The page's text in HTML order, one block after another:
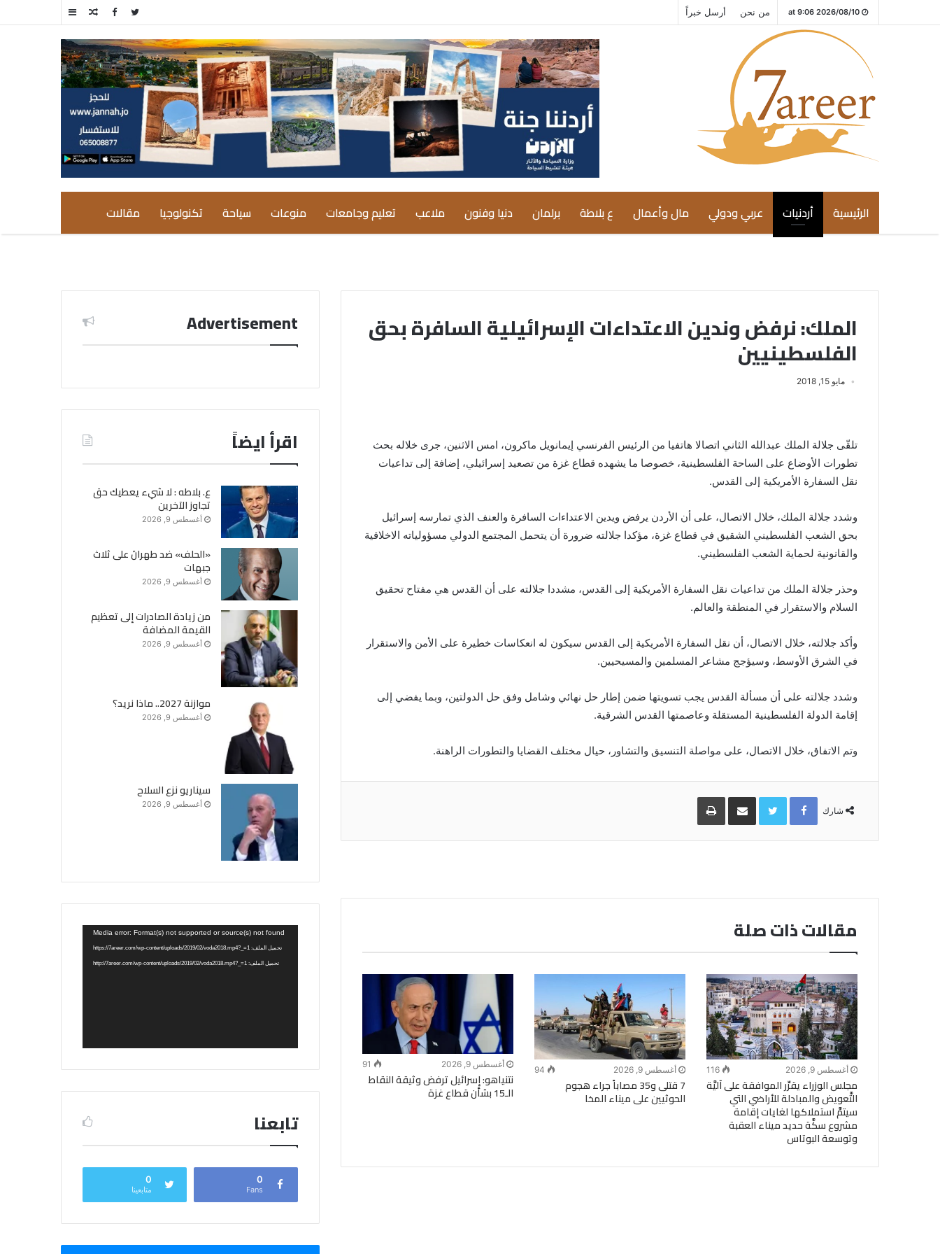
2026/08/10 at 9:06 من نحن أرسل خبراً إضافة
جانبي
مقال
الرئيسية أردنيات عربي ودولي مال وأعمال ع بلاطة برلمان دنيا وفنون ملاعب تعليم وجامعات منوعات سياحة تكنولوجيا مقالات
الملك: نرفض وندين الاعتداءات الإسرائيلية السافرة بحق
الفلسطينيين
مايو 15, 2018
تلقّى جلالة الملك عبدالله الثاني اتصالا هاتفيا من الرئيس الفرنسي إيمانويل ماكرون، امس الاثنين، جرى خلاله بحث
تطورات الأوضاع على الساحة الفلسطينية، خصوصا ما يشهده قطاع غزة من تصعيد إسرائيلي، إضافة إلى تداعيات
نقل السفارة الأمريكية إلى القدس.
وشدد جلالة الملك، خلال الاتصال، على أن الأردن يرفض ويدين الاعتداءات السافرة والعنف الذي تمارسه إسرائيل
بحق الشعب الفلسطيني الشقيق في قطاع غزة، مؤكدا جلالته ضرورة أن يتحمل المجتمع الدولي مسؤولياته الاخلاقية
والقانونية لحماية الشعب الفلسطيني.
وحذر جلالة الملك من تداعيات نقل السفارة الأمريكية إلى القدس، مشددا جلالته على أن القدس هي مفتاح تحقيق
السلام والاستقرار في المنطقة والعالم.
وأكد جلالته، خلال الاتصال، أن نقل السفارة الأمريكية إلى القدس سيكون له انعكاسات خطيرة على الأمن والاستقرار
في الشرق الأوسط، وسيؤجج مشاعر المسلمين والمسيحيين.
وشدد جلالته على أن مسألة القدس يجب تسويتها ضمن إطار حل نهائي وشامل وفق حل الدولتين، وبما يفضي إلى
إقامة الدولة الفلسطينية المستقلة وعاصمتها القدس الشرقية.
وتم الاتفاق، خلال الاتصال، على مواصلة التنسيق والتشاور، حيال مختلف القضايا والتطورات الراهنة.
شارك
Facebook
Twitterمشاركة
البريد
طباعة
مقالات ذات صلة
أغسطس 9, 2026 116
مجلس الوزراء يقرِّر الموافقة على آليَّة
التَّعويض والمبادلة للأراضي التي
سيتمَّ استملاكها لغايات إقامة
مشروع سكَّة حديد ميناء العقبة
وتوسعة البوتاس
أغسطس 9, 2026 94
7 قتلى و35 مصاباً جراء هجوم
الحوثيين على ميناء المخا
أغسطس 9, 2026 91
نتنياهو: إسرائيل ترفض وثيقة النقاط
الـ15 بشأن قطاع غزة
Advertisement
اقرأ ايضاً
ع. بلاطه : لا شيء يعطيك حق
تجاوز الآخرين
أغسطس 9, 2026
«الحلف» ضد طهرانَ على ثلاث
جبهات
أغسطس 9, 2026
من زيادة الصادرات إلى تعظيم
القيمة المضافة
أغسطس 9, 2026
موازنة 2027.. ماذا نريد؟
أغسطس 9, 2026
سيناريو نزع السلاح
أغسطس 9, 2026
مشغل
الفيديو
Media error: Format(s) not supported or source(s) not found
تحميل الملف: https://7areer.com/wp-content/uploads/2019/02/voda2018.mp4?_=1
تحميل الملف: http://7areer.com/wp-content/uploads/2019/02/voda2018.mp4?_=1
تابعنا
0
Fans
0
متابعينا